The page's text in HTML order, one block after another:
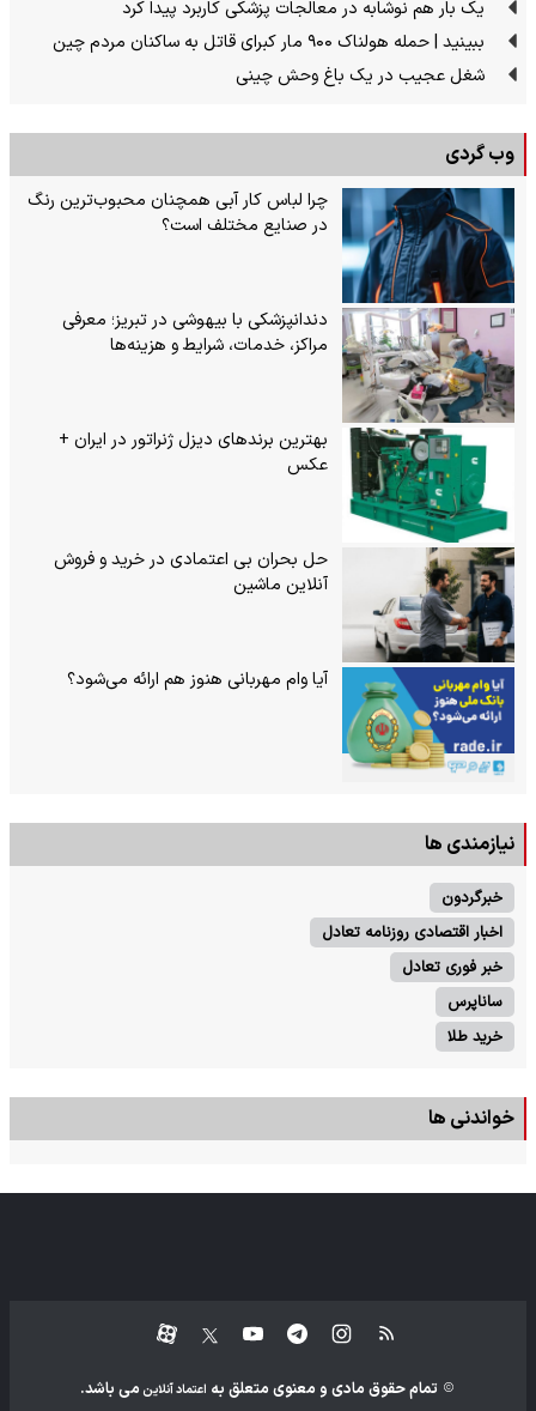
یک بار هم نوشابه در معالجات پزشکی کاربرد پیدا کرد
ببینید | حمله هولناک ۹۰۰ مار کبرای قاتل به ساکنان مردم چین
شغل عجیب در یک باغ وحش چینی
وب گردی
چرا لباس کار آبی همچنان محبوب‌ترین رنگ
در صنایع مختلف است؟
دندانپزشکی با بیهوشی در تبریز؛ معرفی
مراکز، خدمات، شرایط و هزینه‌ها
بهترین برندهای دیزل ژنراتور در ایران +
عکس
حل بحران بی‌ اعتمادی در خرید و فروش
آنلاین ماشین
آیا وام مهربانی هنوز هم ارائه می‌شود؟
نیازمندی ها
خبرگردون
اخبار اقتصادی روزنامه تعادل
خبر فوری تعادل
ساناپرس
خرید طلا
خواندنی ها
تمام حقوق مادی و معنوی متعلق به اعتماد آنلاین می باشد.